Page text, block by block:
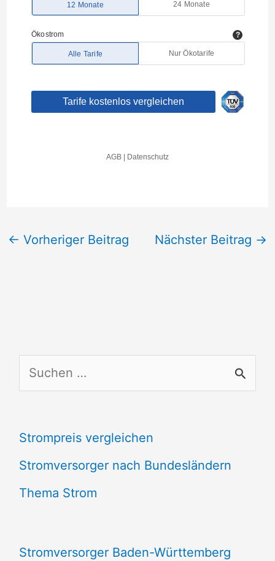
← Vorheriger Beitrag Nächster Beitrag →
u
h
e
n
Strompreis vergleichen
Stromversorger nach Bundesländern
Thema Strom
Stromversorger Baden-Württemberg